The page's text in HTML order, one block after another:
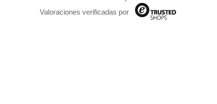
Valoraciones verificadas por